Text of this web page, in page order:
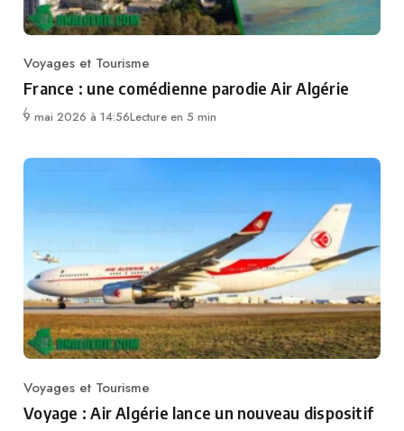
Category
Voyages et Tourisme
France : une comédienne parodie Air Algérie
9 mai 2026 à 14:56Lecture en 5 min
Category
Voyages et Tourisme
Voyage : Air Algérie lance un nouveau dispositif